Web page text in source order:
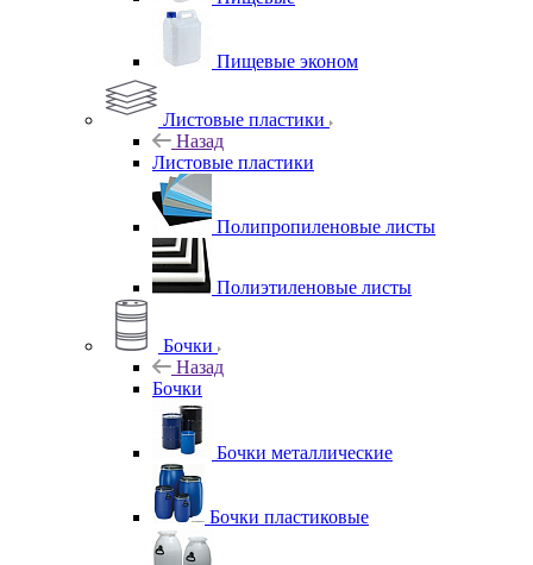
Пищевые эконом
Листовые пластики
Назад
Листовые пластики
Полипропиленовые листы
Полиэтиленовые листы
Бочки
Назад
Бочки
Бочки металлические
Бочки пластиковые